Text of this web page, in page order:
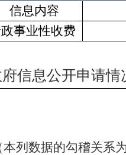
信息内容
事业性收费
信息公开申请情
本列数据的勾稽关系